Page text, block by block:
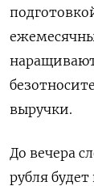
выручки.
До вечера
рубля